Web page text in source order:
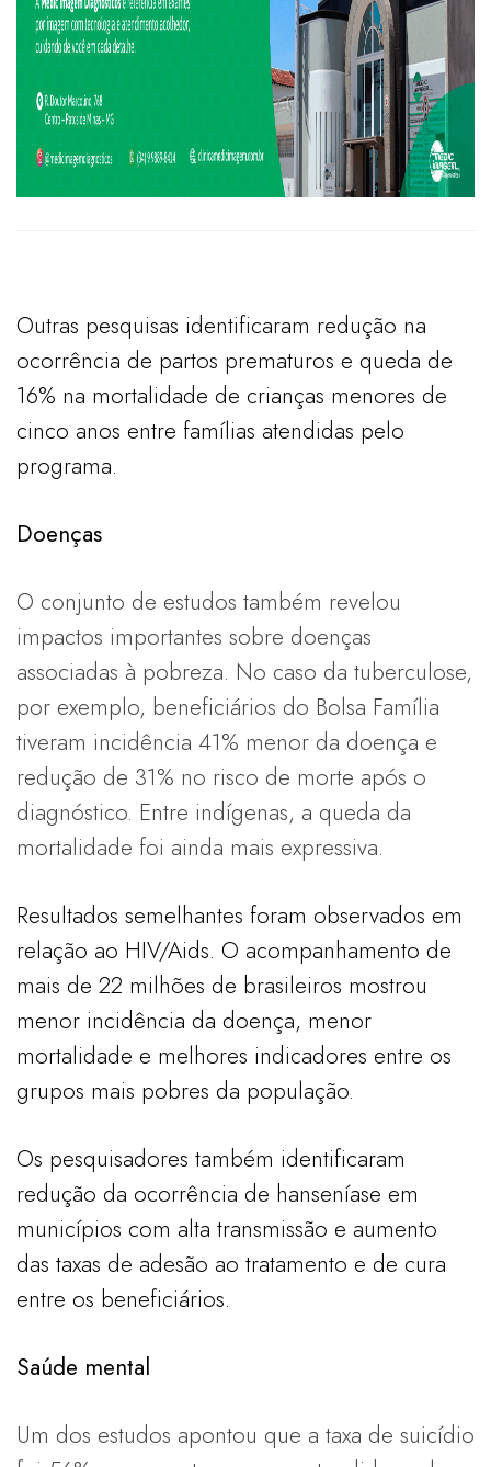
Outras pesquisas identificaram redução na
ocorrência de partos prematuros e queda de
16% na mortalidade de crianças menores de
cinco anos entre famílias atendidas pelo
programa.
Doenças
O conjunto de estudos também revelou
impactos importantes sobre doenças
associadas à pobreza. No caso da tuberculose,
por exemplo, beneficiários do Bolsa Família
tiveram incidência 41% menor da doença e
redução de 31% no risco de morte após o
diagnóstico. Entre indígenas, a queda da
mortalidade foi ainda mais expressiva.
Resultados semelhantes foram observados em
relação ao HIV/Aids. O acompanhamento de
mais de 22 milhões de brasileiros mostrou
menor incidência da doença, menor
mortalidade e melhores indicadores entre os
grupos mais pobres da população.
Os pesquisadores também identificaram
redução da ocorrência de hanseníase em
municípios com alta transmissão e aumento
das taxas de adesão ao tratamento e de cura
entre os beneficiários.
Saúde mental
Um dos estudos apontou que a taxa de suicídio